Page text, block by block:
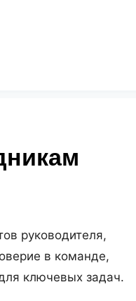
руководителя,
в команде,
ключевых задач.